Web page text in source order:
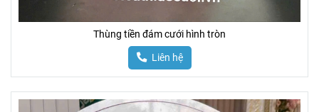
Thùng tiền đám cưới hình tròn
Liên hệ